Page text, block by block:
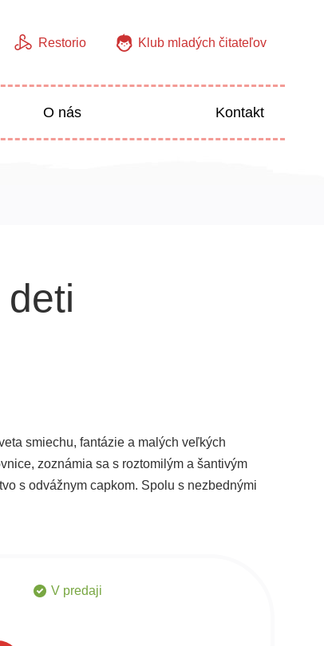
Restorio Klub mladých čitateľov
O nás Kontakt
smiechu, fantázie a malých veľkých
zoznámia sa s roztomilým a šantivým
s odvážnym capkom. Spolu s nezbednými
V predaji